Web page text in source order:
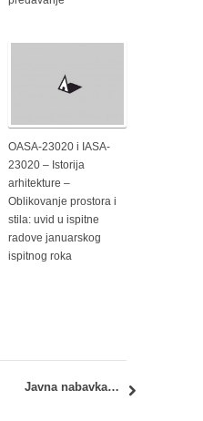
OASA-23020 i IASA-
23020 – Istorija
arhitekture –
Oblikovanje prostora i
stila: uvid u ispitne
radove januarskog
ispitnog roka
Javna nabavka br. D2/2019: nabavka dobara – računari i računarska oprema